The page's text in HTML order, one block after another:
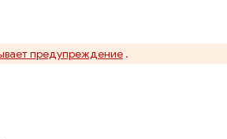
предупреждение .